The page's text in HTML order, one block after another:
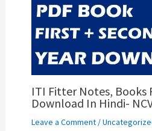
ITI Fitter Notes, Books
Download In Hindi-
Leave a Comment /